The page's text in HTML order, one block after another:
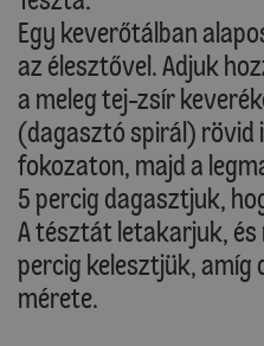
Egy keverőtálban
az élesztővel. Adjuk
a meleg tej-zsír
(dagasztó spirál) rövid
fokozaton, majd a
5 percig dagasztjuk,
A tésztát letakarjuk, és
percig kelesztjük, amíg
mérete.